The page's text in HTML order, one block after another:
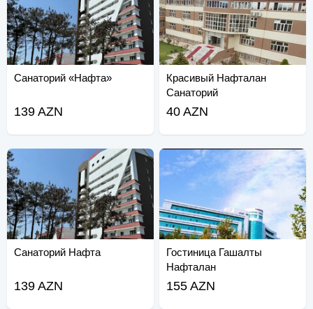
Санаторий «Нафта»
139 AZN
Красивый Нафталан
Санаторий
40 AZN
Санаторий Нафта
139 AZN
Гостиница Гашалты
Нафталан
155 AZN